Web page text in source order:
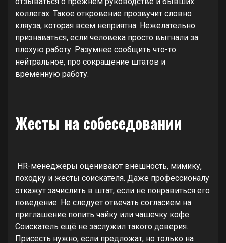
коллегах. Такое откровение прозвучит словно
кляуза, которая всем неприятна. Нежелательно
признаваться, если человека просто выгнали за
плохую работу. Разумнее сообщить что-то
нейтральное, про сокращение штатов и
временную работу.
Жесты на собеседовании
HR-менеджеры оценивают внешность, мимику,
походку и жесты соискателя. Даже профессионалу
откажут зачислить в штат, если не понравиться его
поведение. Не следует отвечать согласием на
приглашение попить чайку или чашечку кофе.
Соискатель ещё не заслужил такого доверия.
Присесть нужно, если предложат, но только на